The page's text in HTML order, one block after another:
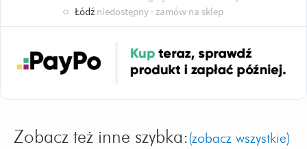
○ Łódź niedostępny · zamów na sklep
Zobacz też inne szybka:(zobacz wszystkie)